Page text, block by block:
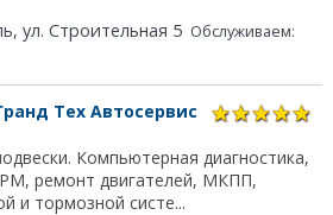
ул. Строительная 5 Обслуживаем:
Тех Автосервис
Компьютерная диагностика,
ремонт двигателей, МКПП,
и тормозной систе...